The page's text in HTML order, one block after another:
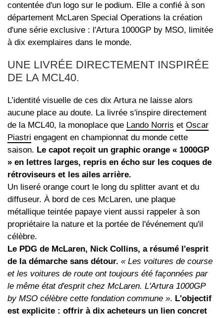
contentée d'un logo sur le podium. Elle a confié à son
département McLaren Special Operations la création
d'une série exclusive : l'Artura 1000GP by MSO, limitée
à dix exemplaires dans le monde.
UNE LIVRÉE DIRECTEMENT INSPIRÉE
DE LA MCL40.
L’identité visuelle de ces dix Artura ne laisse alors
aucune place au doute. La livrée s'inspire directement
de la MCL40, la monoplace que Lando Norris et Oscar
Piastri engagent en championnat du monde cette
saison. Le capot reçoit un graphic orange « 1000GP
» en lettres larges, repris en écho sur les coques de
rétroviseurs et les ailes arrière.
Un liseré orange court le long du splitter avant et du
diffuseur. À bord de ces McLaren, une plaque
métallique teintée papaye vient aussi rappeler à son
propriétaire la nature et la portée de l'événement qu'il
célèbre.
Le PDG de McLaren, Nick Collins, a résumé l'esprit
de la démarche sans détour. « Les voitures de course
et les voitures de route ont toujours été façonnées par
le même état d'esprit chez McLaren. L'Artura 1000GP
by MSO célèbre cette fondation commune ». L'objectif
est explicite : offrir à dix acheteurs un lien concret